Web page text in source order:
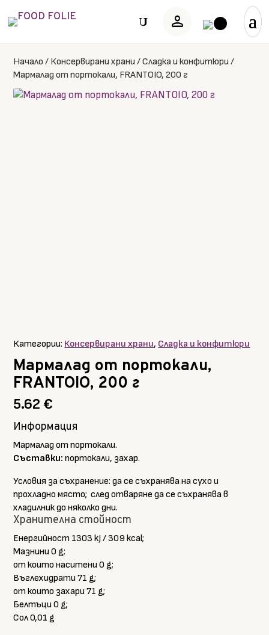
person
U
Начало / Консервирани храни /Сладка и конфитюри /
Мармалад от портокали, FRANTOIO, 200 г
Категории: Консервирани храни, Сладка и конфитюри
Мармалад от портокали,
FRANTOIO, 200 г
5.62€
Информация
Мармалад от портокали.
Съставки: портокали, захар.
Условия за съхранение: да се съхранява на сухо и
прохладно място; след отваряне да се съхранява в
хладилник до няколко дни.
Хранителна стойност
Енергийност 1303 kJ / 309 kcal;
Мазнини 0 g;
от които наситени 0 g;
Въглехидрати 71 g;
от които захари 71 g;
Белтъци 0 g;
Сол 0,01 g